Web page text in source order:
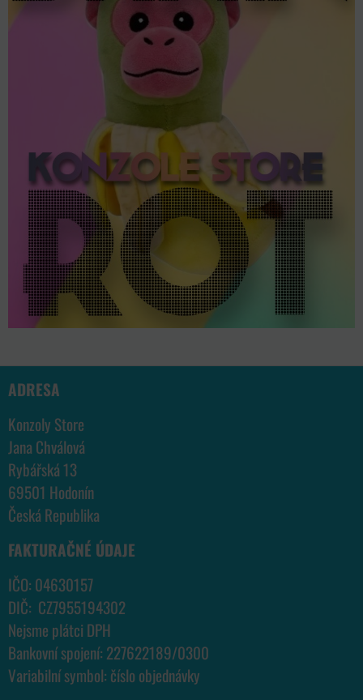
ADRESA
Konzoly Store
Jana Chválová
Rybářská 13
69501 Hodonín
Česká Republika
FAKTURAČNÉ ÚDAJE
IČO: 04630157
DIČ: CZ7955194302
Nejsme plátci DPH
Bankovní spojení: 227622189/0300
Variabilní symbol: číslo objednávky